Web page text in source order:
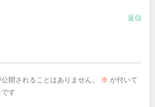
返信
開されることはありません。 ※ が付いて
す